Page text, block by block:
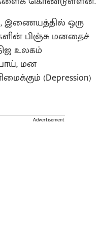
இணையத்தில் ஒரு
பிஞ்சு மனதைச்
உலகம்
மன
(Depression)
Advertisement